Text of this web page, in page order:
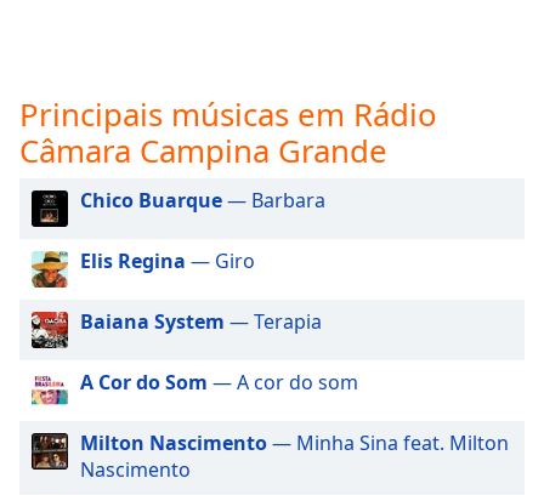
dialog
subtitles
selected
Audio
Track
Picture-
in-
Picture
Fullscreen
This
Principais músicas em Rádio
Câmara Campina Grande
Chico Buarque— Barbara
Elis Regina — Giro
Baiana System — Terapia
A Cor do Som — A cor do som
Milton Nascimento— Minha Sina feat. Milton
Nascimento